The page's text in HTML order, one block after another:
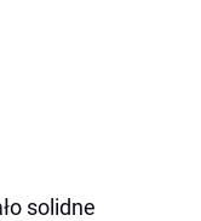
solidne